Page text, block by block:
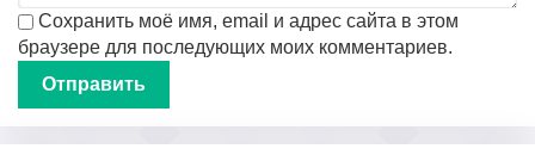
Сохранить моё имя, email и адрес сайта в этом
браузере для последующих моих комментариев.